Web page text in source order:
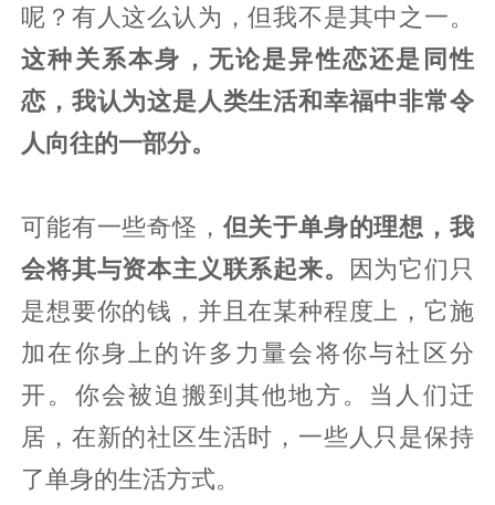
呢？有人这么认为，但我不是其中之一。
这种关系本身，无论是异性恋还是同性
恋，我认为这是人类生活和幸福中非常令
人向往的一部分。
可能有一些奇怪， 但关于单身的理想，我
会将其与资本主义联系起来。 因为它们只
是想要你的钱，并且在某种程度上，它施
加在你身上的许多力量会将你与社区分
开。你会被迫搬到其他地方。当人们迁
居，在新的社区生活时，一些人只是保持
了单身的生活方式。